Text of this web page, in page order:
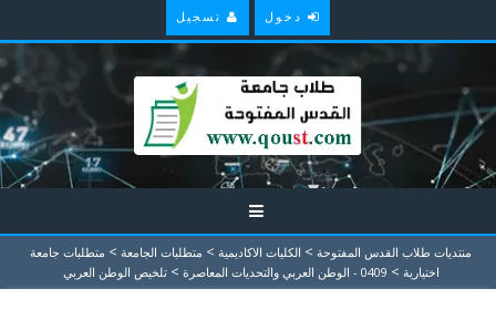
دخول تسجيل
منتديات طلاب القدس المفتوحة > الكليات الاكاديمية > متطلبات الجامعة > متطلبات جامعة
اختيارية > 0409 - الوطن العربي والتحديات المعاصرة > تلخيص الوطن العربي